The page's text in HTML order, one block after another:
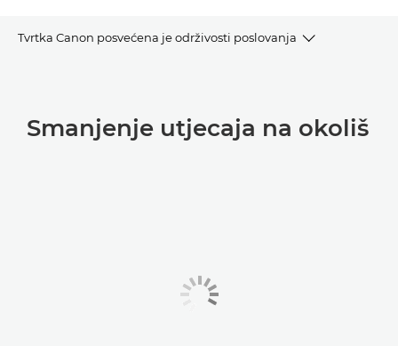
Tvrtka Canon posvećena je održivosti poslovanja
EMISIJE TIJEKOM ŽIVOTNOG CIKLUSA
Smanjenje utjecaja na okoliš